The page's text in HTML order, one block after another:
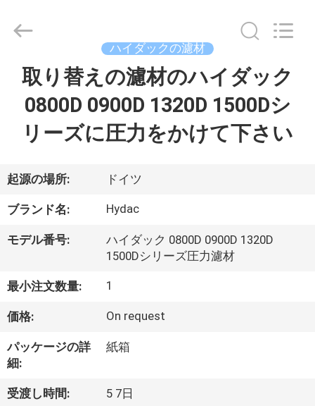
私
達
つ
い
て
工
2019
Electronic
ハイダックの濾材
取り替えの濾材のハイダック
0800D 0900D 1320D 1500Dシ
リーズに圧力をかけて下さい
起源の場所: ドイツ
ブランド名: Hydac
モデル番号:
ハイダック 0800D 0900D 1320D
1500Dシリーズ圧力濾材
最小注文数量: 1
価格: On request
パッケージの詳
細:
紙箱
受渡し時間: 5 7日